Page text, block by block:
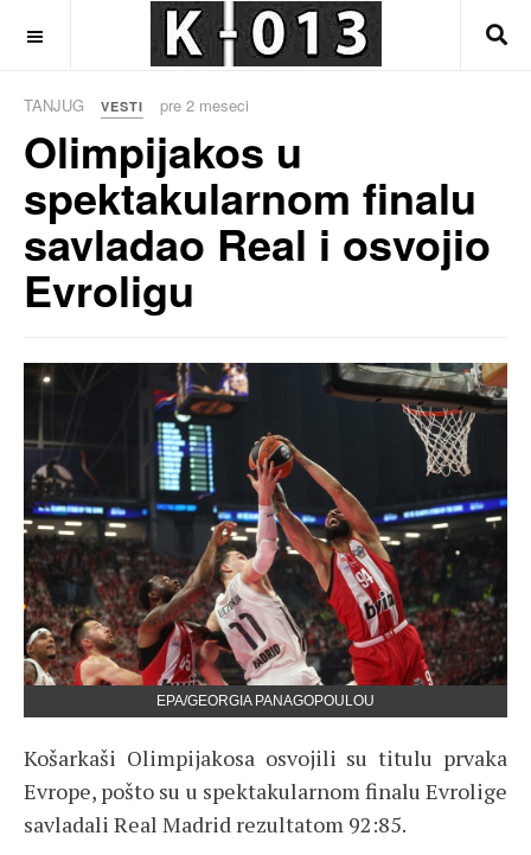
TANJUG VESTI pre 2 meseci
Olimpijakos u
spektakularnom finalu
savladao Real i osvojio
Evroligu
EPA/GEORGIA PANAGOPOULOU
Košarkaši Olimpijakosa osvojili su titulu prvaka
Evrope, pošto su u spektakularnom finalu Evrolige
savladali Real Madrid rezultatom 92:85.